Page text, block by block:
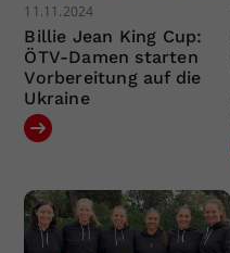
11.11.2024
Billie Jean King Cup:
ÖTV-Damen starten
Vorbereitung auf die
Ukraine